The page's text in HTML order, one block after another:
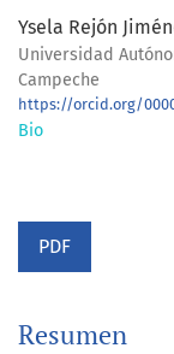
Ysela Rejón
Universidad
Campeche
https://orcid.org/
Bio
PDF
Resumen